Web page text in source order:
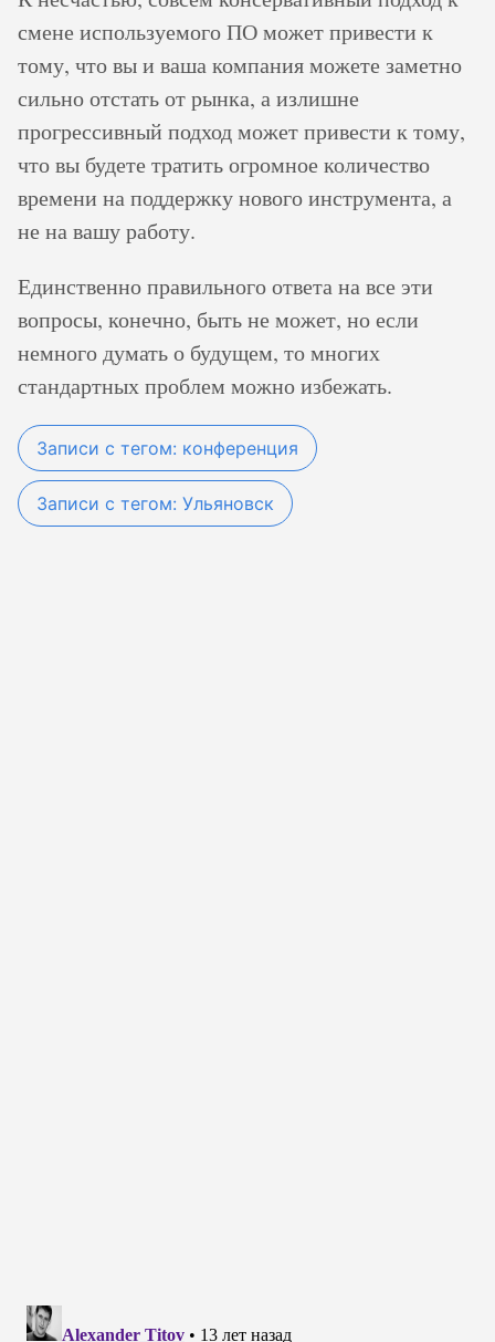
смене используемого ПО может привести к
тому, что вы и ваша компания можете заметно
сильно отстать от рынка, а излишне
прогрессивный подход может привести к тому,
что вы будете тратить огромное количество
времени на поддержку нового инструмента, а
не на вашу работу.
Единственно правильного ответа на все эти
вопросы, конечно, быть не может, но если
немного думать о будущем, то многих
стандартных проблем можно избежать.
Записи с тегом: конференция
Записи с тегом: Ульяновск